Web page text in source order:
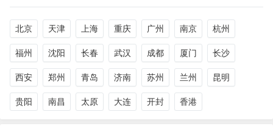
北京 天津 上海 重庆 广州 南京 杭州
福州 沈阳 长春 武汉 成都 厦门 长沙
西安 郑州 青岛 济南 苏州 兰州 昆明
贵阳 南昌 太原 大连 开封 香港